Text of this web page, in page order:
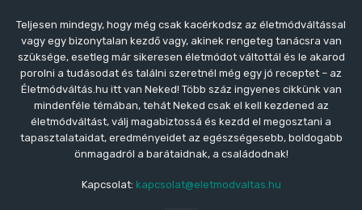
Teljesen mindegy, hogy még csak kacérkodsz az életmódváltással
vagy egy bizonytalan kezdő vagy, akinek rengeteg tanácsra van
szüksége, esetleg már sikeresen életmódot váltottál és le akarod
porolni a tudásodat és találni szeretnél még egy jó receptet – az
Életmódváltás.hu itt van Neked! Több száz ingyenes cikkünk van
mindenféle témában, tehát Neked csak el kell kezdened az
életmódváltást, válj magabiztossá és kezdd el megosztani a
tapasztalataidat, eredményeidet az egészségesebb, boldogabb
önmagadról a barátaidnak, a családodnak!
Kapcsolat: kapcsolat@eletmodvaltas.hu